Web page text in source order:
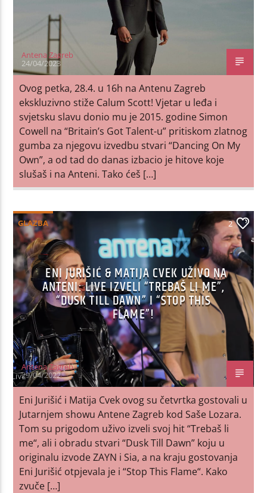
Antena Zagreb
24/04/2023
Ovog petka, 28.4. u 16h na Antenu Zagreb
ekskluzivno stiže Calum Scott! Vjetar u leđa i
svjetsku slavu donio mu je 2015. godine Simon
Cowell na “Britain’s Got Talent-u” pritiskom zlatnog
gumba za njegovu izvedbu stvari “Dancing On My
Own”, a od tad do danas izbacio je hitove koje
slušaš i na Anteni. Tako ćeš […]
GLAZBA 2
ENI JURIŠIĆ & MATIJA CVEK UŽIVO NA
ANTENI: LIVE IZVELI “TREBAŠ LI ME”,
“DUSK TILL DAWN” I “STOP THIS
FLAME”!
Antena Zagreb
29/04/2022
Eni Jurišić i Matija Cvek ovog su četvrtka gostovali u
Jutarnjem showu Antene Zagreb kod Saše Lozara.
Tom su prigodom uživo izveli svoj hit “Trebaš li
me“, ali i obradu stvari “Dusk Till Dawn” koju u
originalu izvode ZAYN i Sia, a na kraju gostovanja
Eni Jurišić otpjevala je i “Stop This Flame“. Kako
zvuče […]